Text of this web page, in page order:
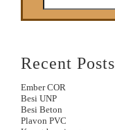
Recent Posts
Ember COR
Besi UNP
Besi Beton
Plavon PVC